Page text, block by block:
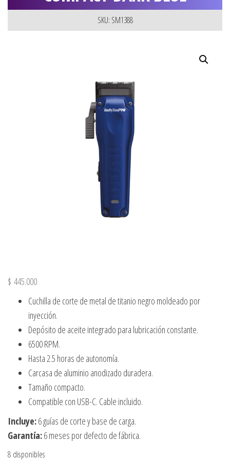
SKU: SM1388
$ 445.000
Cuchilla de corte de metal de titanio negro moldeado por
inyección.
Depósito de aceite integrado para lubricación constante.
6500 RPM.
Hasta 2.5 horas de autonomía.
Carcasa de aluminio anodizado duradera.
Tamaño compacto.
Compatible con USB-C. Cable incluido.
Incluye:6 guías de corte y base de carga.
Garantía:6 meses por defecto de fábrica.
8 disponibles